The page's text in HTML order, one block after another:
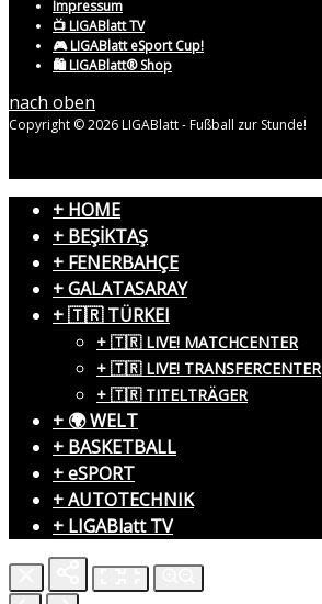
Impressum
📺 LIGABlatt TV
🎮 LIGABlatt eSport Cup!
🛍️ LIGABlatt® Shop
nach oben
Copyright © 2026 LIGABlatt - Fußball zur Stunde!
+ HOME
+ BEŞİKTAŞ
+ FENERBAHÇE
+ GALATASARAY
+ 🇹🇷 TÜRKEI
+ 🇹🇷 LIVE! MATCHCENTER
+ 🇹🇷 LIVE! TRANSFERCENTER
+ 🇹🇷 TITELTRÄGER
+ 🌍 WELT
+ BASKETBALL
+ eSPORT
+ AUTOTECHNIK
+ LIGABlatt TV